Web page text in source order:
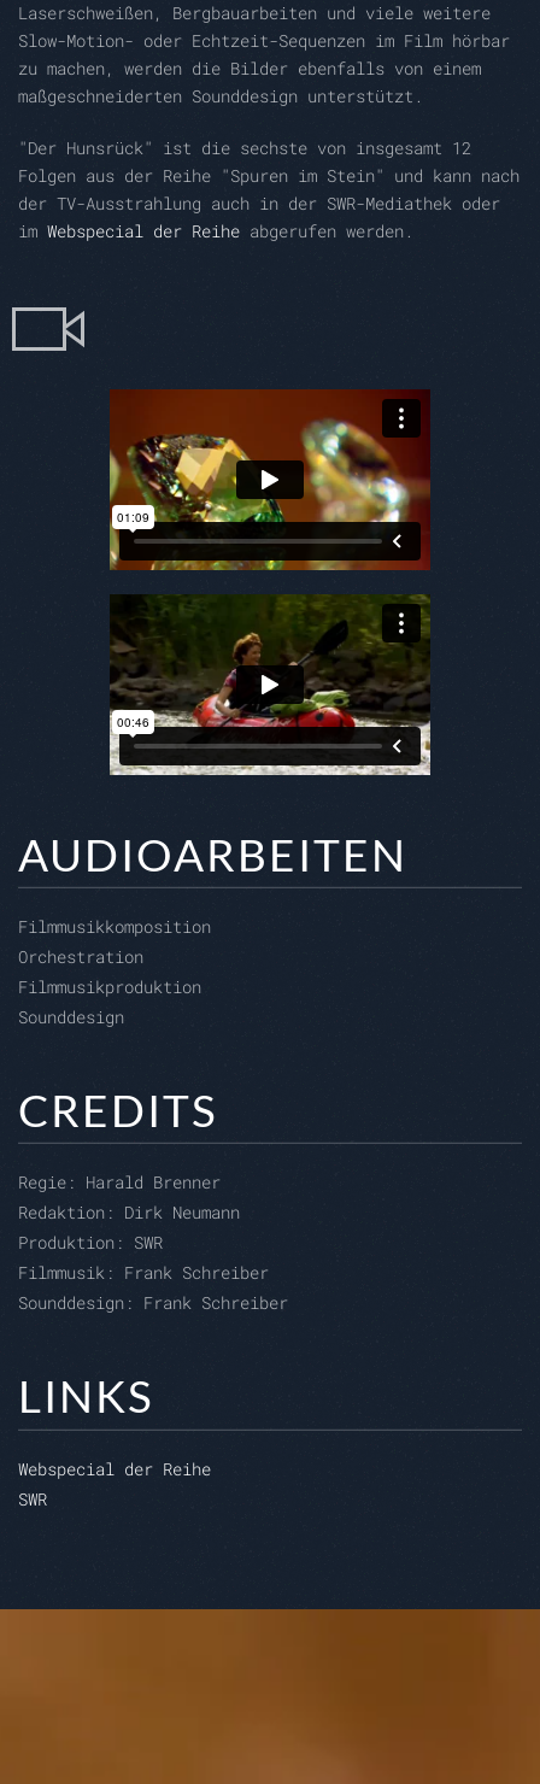
AUDIOARBEITEN
Filmmusikkomposition
Orchestration
Filmmusikproduktion
Sounddesign
CREDITS
Regie: Harald Brenner
Redaktion: Dirk Neumann
Produktion: SWR
Filmmusik: Frank Schreiber
Sounddesign: Frank Schreiber
LINKS
Webspecial der Reihe
SWR
Laserschweißen, Bergbauarbeiten und viele weitere
Slow-Motion- oder Echtzeit-Sequenzen im Film hörbar
zu machen, werden die Bilder ebenfalls von einem
maßgeschneiderten Sounddesign unterstützt.
"Der Hunsrück" ist die sechste von insgesamt 12
Folgen aus der Reihe "Spuren im Stein" und kann nach
der TV-Ausstrahlung auch in der SWR-Mediathek oder
im Webspecial der Reihe abgerufen werden.